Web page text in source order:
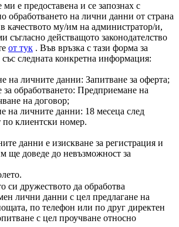
е предоставена и се запознах с
обработването на лични данни от страна
качеството му/им на администратор/и,
съгласно действащото законодателство
от тук . Във връзка с тази форма за
със следната конкретна информация:
на личните данни: Запитване за оферта;
обработването: Предприемане на
на договор;
на личните данни: 18 месеца след
по клиентски номер.
данни е изискване за регистрация и
ще доведе до невъзможност за
си дружеството да обработва
лични данни с цел предлагане на
по телефон или по друг директен
с цел проучване относно